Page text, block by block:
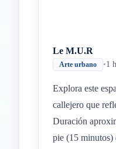
Le M.U.R
Arte urbano •1
Explora este
callejero que
Duración
pie (15 minutos)